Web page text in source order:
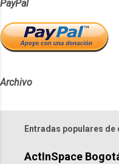
PayPal
Archivo
Entradas populares de
ActInSpace